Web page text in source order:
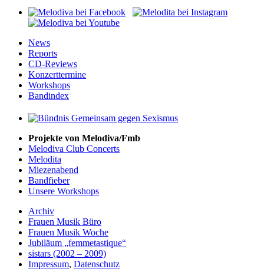
News
Reports
CD-Reviews
Konzerttermine
Workshops
Bandindex
Projekte von Melodiva/Fmb
Melodiva Club Concerts
Melodita
Miezenabend
Bandfieber
Unsere Workshops
Archiv
Frauen Musik Büro
Frauen Musik Woche
Jubiläum „femmetastique“
sistars (2002 – 2009)
Impressum, Datenschutz